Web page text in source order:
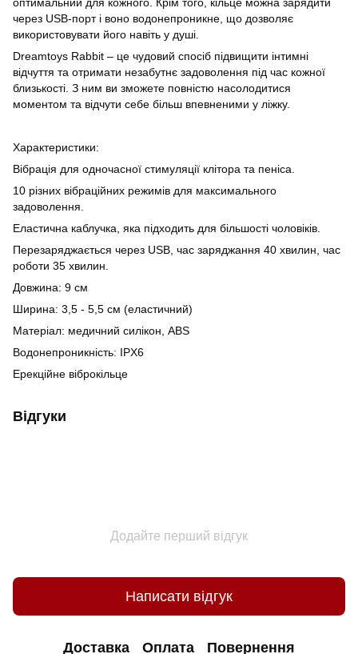
через USB-порт і воно водонепроникне, що дозволяє
використовувати його навіть у душі.
Dreamtoys Rabbit – це чудовий спосіб підвищити інтимні
відчуття та отримати незабутнє задоволення під час кожної
близькості. З ним ви зможете повністю насолодитися
моментом та відчути себе більш впевненими у ліжку.
Характеристики:
Вібрація для одночасної стимуляції клітора та пеніса.
10 різних вібраційних режимів для максимального
задоволення.
Еластична каблучка, яка підходить для більшості чоловіків.
Перезаряджається через USB, час заряджання 40 хвилин, час
роботи 35 хвилин.
Довжина: 9 см
Ширина: 3,5 - 5,5 см (еластичний)
Матеріал: медичний силікон, ABS
Водонепроникність: IPX6
Ерекційне віброкільце
Відгуки
Додайте перший відгук
Написати відгук
Доставка Оплата Повернення